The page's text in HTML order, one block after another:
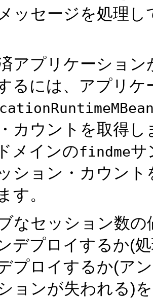
ッセージを処理
アプリケーショ
るには、アプリケ
カウントを取得し
メインのfindmeサ
ション・カウン
す。
なセッション数
デプロイするか(
プロイするか(ア
ョンが失われる)